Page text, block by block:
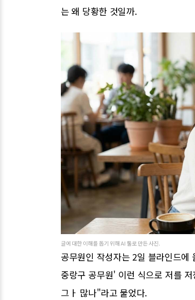
는 왜 당황한 것일까.
글에 대한 이해를 돕기 위해 AI 툴로 만든 사진.
공무원인 작성자는 2일 블라인드
중랑구 공무원' 이런 식으로 저를
그ㅏ 많나"라고 물었다.